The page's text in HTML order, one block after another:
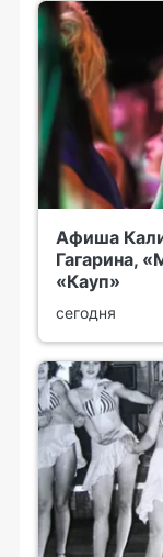
Афиша
Гагарина,
«Кауп»
сегодня